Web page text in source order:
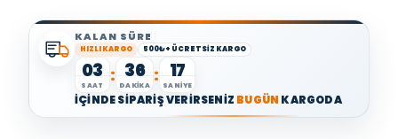
KALAN SÜRE
HIZLI KARGO 500₺+ ÜCRETSİZ KARGO
03
SAAT : 36
DAKİKA : 16
SANİYE
İÇİNDE SİPARİŞ VERİRSENİZ BUGÜN KARGODA